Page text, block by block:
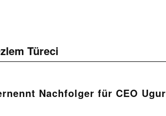
Türeci
Nachfolger für CEO Ugur